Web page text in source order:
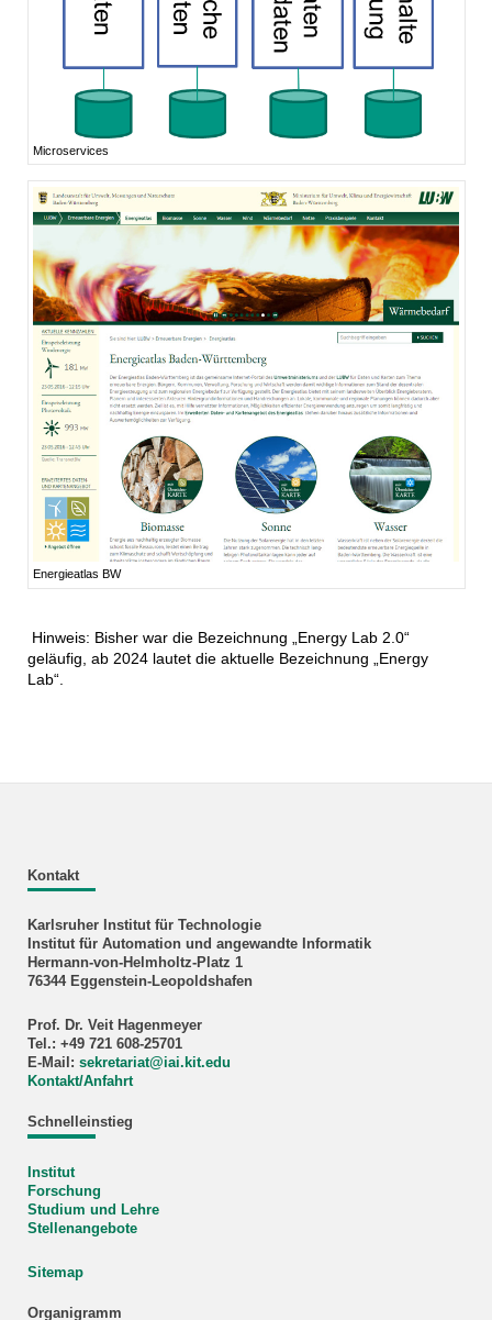
Microservices
Energieatlas BW
Hinweis: Bisher war die Bezeichnung „Energy Lab 2.0“
geläufig, ab 2024 lautet die aktuelle Bezeichnung „Energy
Lab“.
Kontakt
Karlsruher Institut für Technologie
Institut für Automation und angewandte Informatik
Hermann-von-Helmholtz-Platz 1
76344 Eggenstein-Leopoldshafen
Prof. Dr. Veit Hagenmeyer
Tel.: +49 721 608-25701
E-Mail: sekretariat@iai.kit.edu
Kontakt/Anfahrt
Schnelleinstieg
Institut
Forschung
Studium und Lehre
Stellenangebote
Sitemap
Organigramm